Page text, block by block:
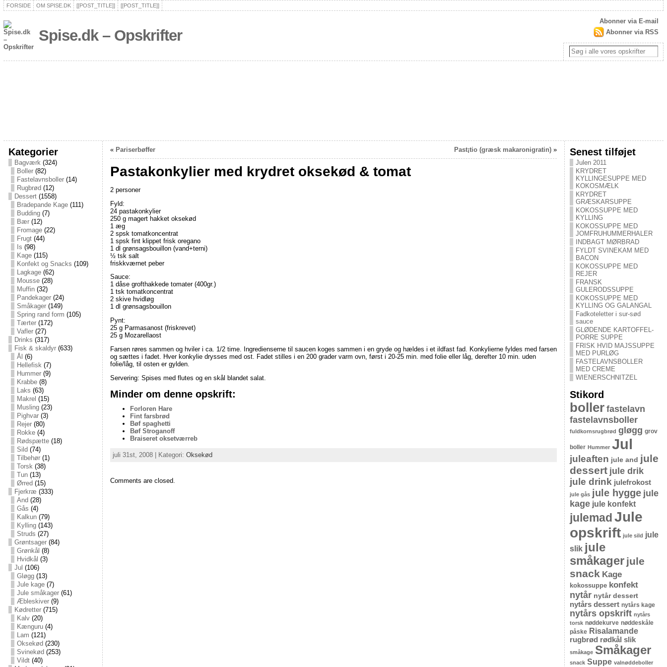
FORSIDE OM SPISE.DK [[POST_TITLE]] [[POST_TITLE]]
Spise.dk – Opskrifter
Abonner via E-mail
Abonner via RSS
Kategorier
Bagværk(324)
Boller(82)
Fastelavnsboller(14)
Rugbrød (12)
Dessert(1558)
Bradepande Kage(111)
Budding(7)
Bær(12)
Fromage(22)
Frugt(44)
Is (98)
Kage(115)
Konfekt og Snacks (109)
Lagkage(62)
Mousse(28)
Muffin(32)
Pandekager(24)
Småkager(149)
Spring rand form (105)
Tærter(172)
Vafler(27)
Drinks (317)
Fisk & skaldyr(633)
Ål (6)
Hellefisk(7)
Hummer(9)
Krabbe(8)
Laks (63)
Makrel (15)
Musling(23)
Pighvar(3)
Rejer(80)
Rokke(4)
Rødspætte(18)
Sild (74)
Tilbehør(1)
Torsk(38)
Tun(13)
Ørred (15)
Fjerkræ (333)
And (28)
Gås (4)
Kalkun(79)
Kylling(143)
Struds (27)
Grøntsager(84)
Grønkål (8)
Hvidkål (3)
Jul (106)
Gløgg(13)
Jule kage(7)
Jule småkager(61)
Æbleskiver(9)
Kødretter(715)
Kalv(20)
Kænguru(4)
Lam (121)
Oksekød (230)
Svinekød (253)
Vildt(40)
« Pariserbøffer Past¡tio (græsk makaronigratin)»
Pastakonkylier med krydret oksekød & tomat
2 personer
Fyld:
24 pastakonkylier
250 g magert hakket oksekød
1 æg
2 spsk tomatkoncentrat
1 spsk fint klippet frisk oregano
1 dl grønsagsbouillon (vand+terni)
½ tsk salt
friskkværnet peber
Sauce:
1 dåse grofthakkede tomater (400gr.)
1 tsk tomatkoncentrat
2 skive hvidløg
1 dl grønsagsbouillon
Pynt:
25 g Parmasanost (friskrevet)
25 g Mozarellaost
Farsen røres sammen og hviler i ca. 1/2 time. Ingredienserne til saucen koges sammen i en gryde og hældes i et ildfast fad. Konkylierne fyldes med farsen
og sættes i fadet. Hver konkylie drysses med ost. Fadet stilles i en 200 grader varm ovn, først i 20-25 min. med folie eller låg, derefter 10 min. uden
folie/låg, til osten er gylden.
Servering: Spises med flutes og en skål blandet salat.
Minder om denne opskrift:
Forloren Hare
Fint farsbrød
Bøf spaghetti
Bøf Stroganoff
Braiseret oksetværreb
juli 31st, 2008 | Kategori: Oksekød
Comments are closed.
Senest tilføjet
Julen 2011
KRYDRET
KYLLINGESUPPE MED
KOKOSMÆLK
KRYDRET
GRÆSKARSUPPE
KOKOSSUPPE MED
KYLLING
KOKOSSUPPE MED
JOMFRUHUMMERHALER
INDBAGT MØRBRAD
FYLDT SVINEKAM MED
BACON
KOKOSSUPPE MED
REJER
FRANSK
GULERODSSUPPE
KOKOSSUPPE MED
KYLLING OG GALANGAL
Fadkoteletter i sur-sød
sauce
GLØDENDE KARTOFFEL-
PORRE SUPPE
FRISK HVID MAJSSUPPE
MED PURLØG
FASTELAVNSBOLLER
MED CREME
WIENERSCHNITZEL
Stikord
boller fastelavn
fastelavnsboller
fuldkornsrugbrød gløgg grov
boller Hummer Jul
juleaften jule and jule
dessert jule drik
jule drink julefrokost
jule gås jule hygge jule
kage jule konfekt
julemad Jule
opskrift jule sild jule
slik jule
småkager jule
snack Kage
kokossuppe konfekt
nytår nytår dessert
nytårs dessert nytårs kage
nytårs opskrift nytårs
torsk nøddekurve nøddeskåle
påske Risalamande
rugbrød rødkål slik
småkage Småkager
snack Suppe valnøddeboller